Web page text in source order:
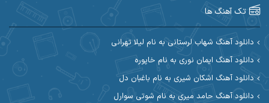
آرین صیادی
آرین مریدی
آوات بوکانی
آیت احمدنژاد
تک آهنگ ها
دانلود آهنگ شهاب لرستانی به نام لیلا تهرانی
دانلود آهنگ ایمان نوری به نام خاپوره
دانلود آهنگ اشکان شیری به نام باغبان دل
دانلود آهنگ حامد میری به نام شوتی سوارل